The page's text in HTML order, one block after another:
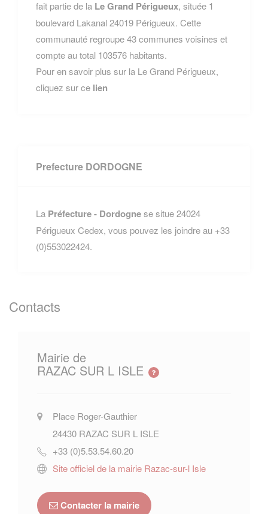
fait partie de la Le Grand Périgueux, située 1
boulevard Lakanal 24019 Périgueux. Cette
communauté regroupe 43 communes voisines et
compte au total 103576 habitants.
Pour en savoir plus sur la Le Grand Périgueux,
cliquez sur ce lien
Prefecture DORDOGNE
La Préfecture - Dordognese situe 24024
Périgueux Cedex, vous pouvez les joindre au +33
(0)553022424.
Contacts
Mairie de
RAZAC SUR L ISLE
Place Roger-Gauthier
24430 RAZAC SUR L ISLE
+33 (0)5.53.54.60.20
Site officiel de la mairie Razac-sur-l Isle
Contacter la mairie